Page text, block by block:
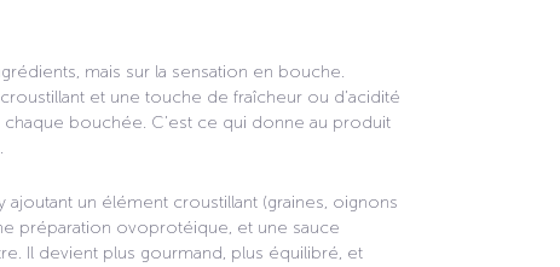
mais sur la sensation en bouche.
et une touche de fraîcheur ou d’acidité
bouchée. C’est ce qui donne au produit
un élément croustillant (graines, oignons
préparation ovoprotéique, et une sauce
Il devient plus gourmand, plus équilibré, et